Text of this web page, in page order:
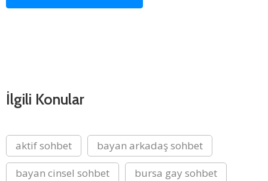
İlgili Konular
aktif sohbet
bayan arkadaş sohbet
bayan cinsel sohbet
bursa gay sohbet